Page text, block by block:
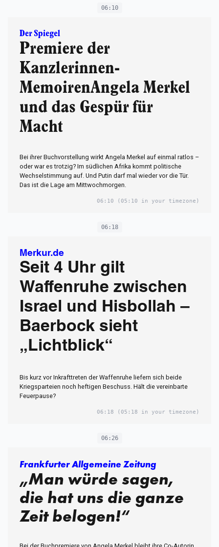
06:10
Der Spiegel
Premiere der
Kanzlerinnen-
MemoirenAngela Merkel
und das Gespür für
Macht
Bei ihrer Buchvorstellung wirkt Angela Merkel auf einmal ratlos –
oder war es trotzig? Im südlichen Afrika kommt politische
Wechselstimmung auf. Und Putin darf mal wieder vor die Tür.
Das ist die Lage am Mittwochmorgen.
06:10 (05:10 in your timezone)
06:18
Merkur.de
Seit 4 Uhr gilt
Waffenruhe zwischen
Israel und Hisbollah –
Baerbock sieht
„Lichtblick“
Bis kurz vor Inkrafttreten der Waffenruhe liefern sich beide
Kriegsparteien noch heftigen Beschuss. Hält die vereinbarte
Feuerpause?
06:18 (05:18 in your timezone)
06:26
Frankfurter Allgemeine Zeitung
„Man würde sagen,
die hat uns die ganze
Zeit belogen!“